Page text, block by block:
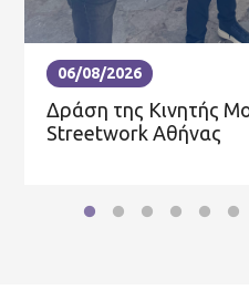
06/08/2026
Δράση της Κινητής
Streetwork Αθήνας